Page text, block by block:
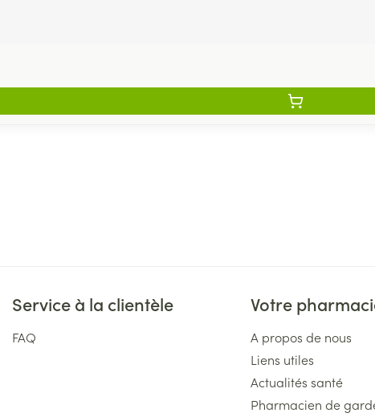
Service à la clientèle
FAQ
Votre
A propos de nous
Liens utiles
Actualités santé
Pharmacien de